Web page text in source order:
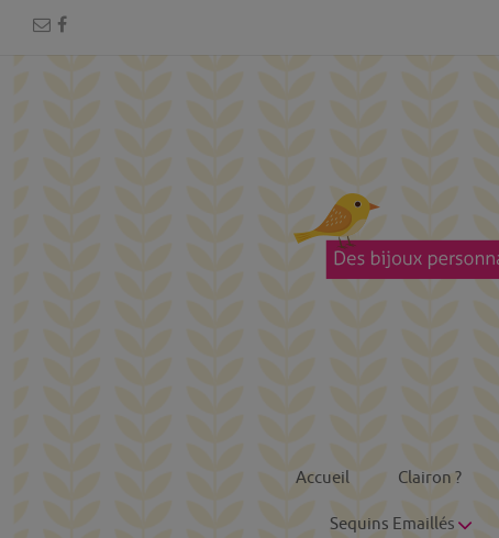
Accueil Clairon ?
Sequins Emaillés